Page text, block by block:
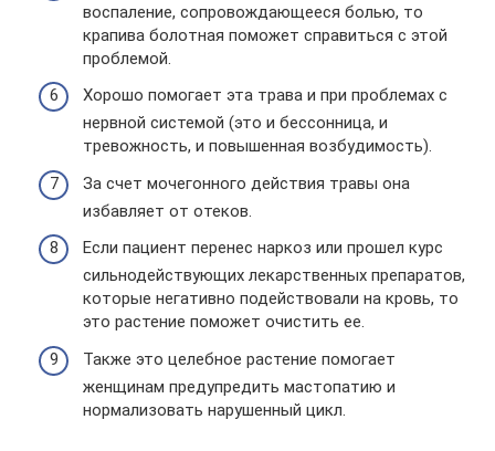
воспаление, сопровождающееся болью, то
крапива болотная поможет справиться с этой
проблемой.
Хорошо помогает эта трава и при проблемах с
нервной системой (это и бессонница, и
тревожность, и повышенная возбудимость).
За счет мочегонного действия травы она
избавляет от отеков.
Если пациент перенес наркоз или прошел курс
сильнодействующих лекарственных препаратов,
которые негативно подействовали на кровь, то
это растение поможет очистить ее.
Также это целебное растение помогает
женщинам предупредить мастопатию и
нормализовать нарушенный цикл.